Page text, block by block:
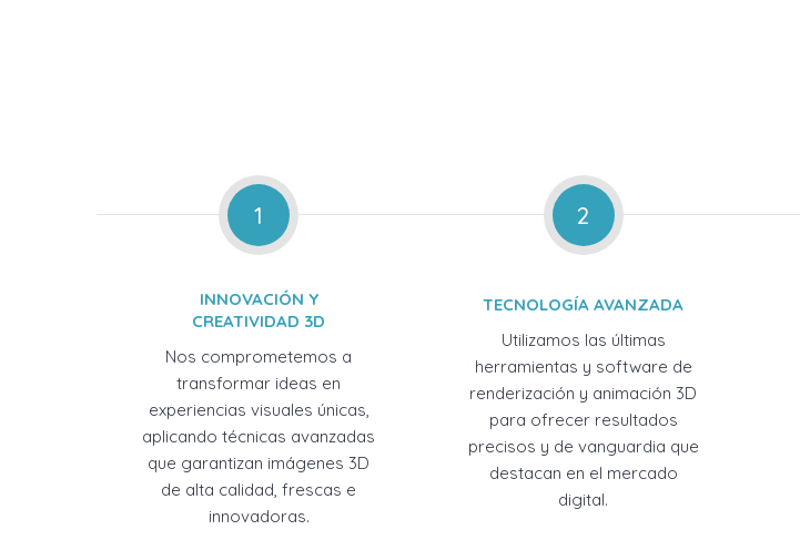
1
INNOVACIÓN Y
CREATIVIDAD 3D
Nos comprometemos a
transformar ideas en
experiencias visuales únicas,
aplicando técnicas avanzadas
que garantizan imágenes 3D
de alta calidad, frescas e
innovadoras.
2
TECNOLOGÍA AVANZADA
Utilizamos las últimas
herramientas y software de
renderización y animación 3D
para ofrecer resultados
precisos y de vanguardia que
destacan en el mercado
digital.